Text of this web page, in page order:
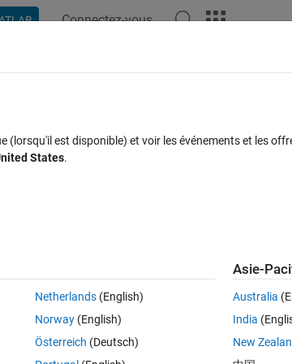
Connectez-vous
Afficher commentaires plus anciens
I obatin this result:
est disponible) et voir les événements et les
States.
Netherlands(English)
Norway(English)
Österreich (Deutsch)
Asie-
Australia
India
New